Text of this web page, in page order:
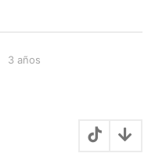
3 años